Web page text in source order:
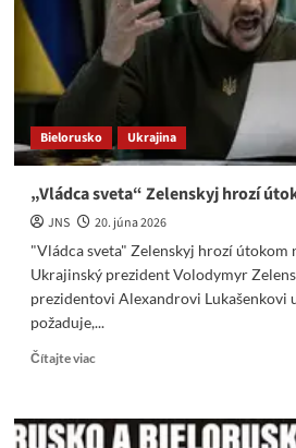
Bielorusko Ukrajina
„Vládca sveta“ Zelenskyj hrozí
JNS
20. júna 2026
"Vládca sveta" Zelenskyj hrozí útokom
Ukrajinský prezident Volodymyr
prezidentovi Alexandrovi Lukašenkovi
požaduje,...
Čítajte viacRead
„Vládca
sveta“